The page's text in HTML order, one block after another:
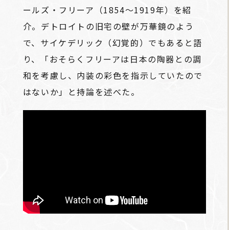
ールズ・フリーア（1854～1919年）を紹
介。デトロイトの旧宅の壁が万華鏡のよう
で、サイケデリック（幻覚的）でもあると語
り、「おそらくフリーアは日本の陶器との調
和を考慮し、内装の彩色を指示していたので
はないか」と持論を述べた。